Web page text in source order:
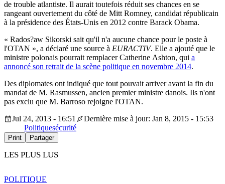
de trouble atlantiste. Il aurait toutefois réduit ses chances en se
rangeant ouvertement du côté de Mitt Romney, candidat républicain
à la présidence des États-Unis en 2012 contre Barack Obama.
« Rados?aw Sikorski sait qu'il n'a aucune chance pour le poste à
l'OTAN », a déclaré une source à EURACTIV. Elle a ajouté que le
ministre polonais pourrait remplacer Catherine Ashton, qui a
annoncé son retrait de la scène politique en novembre 2014.
Des diplomates ont indiqué que tout pouvait arriver avant la fin du
mandat de M. Rasmussen, ancien premier ministre danois. Ils n'ont
pas exclu que M. Barroso rejoigne l'OTAN.
Jul 24, 2013 - 16:51
Dernière mise à jour: Jan 8, 2015 - 15:53
Politiquesécurité
Print Partager
LES PLUS LUS
POLITIQUE